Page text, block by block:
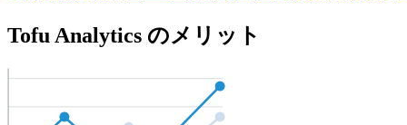
Tofu Analytics のメリット